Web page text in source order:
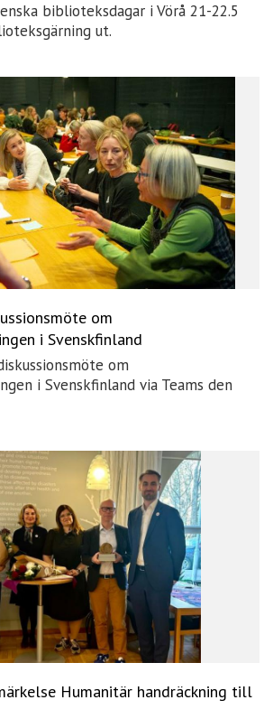
biblioteksdagar i Vörå 21-22.5
ut.
om
i Svenskfinland
om
i Svenskfinland via Teams den
Humanitär handräckning till